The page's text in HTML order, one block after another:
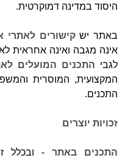
היסוד במדינה דמוקרטית.
באתר ישקישורים לאתרי
אינה מגבה ואינה אחראית
לגבי התכנים המועלים
המקצועית, המוסרית
התכנים.
זכויות יוצרים
התכנים באתר - ובכלל